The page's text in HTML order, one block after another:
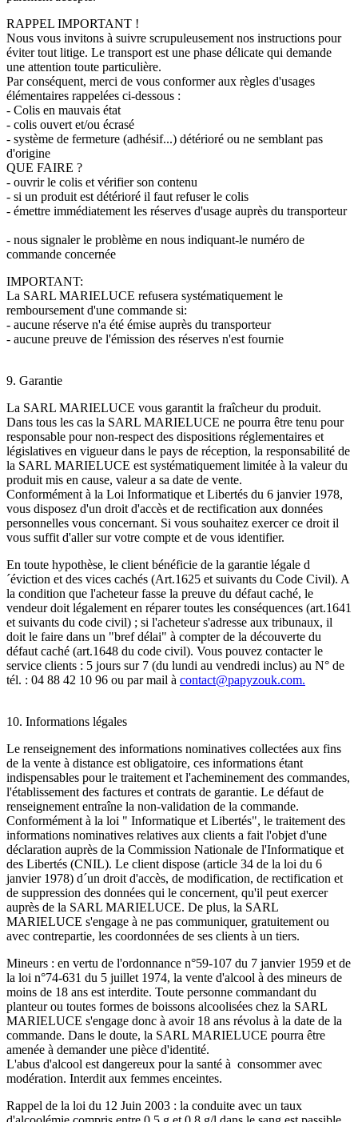
RAPPEL IMPORTANT !
Nous vous invitons à suivre scrupuleusement nos instructions pour
éviter tout litige. Le transport est une phase délicate qui demande
une attention toute particulière.
Par conséquent, merci de vous conformer aux règles d'usages
élémentaires rappelées ci-dessous :
- Colis en mauvais état
- colis ouvert et/ou écrasé
- système de fermeture (adhésif...) détérioré ou ne semblant pas
d'origine
QUE FAIRE ?
- ouvrir le colis et vérifier son contenu
- si un produit est détérioré il faut refuser le colis
- émettre immédiatement les réserves d'usage auprès du transporteur
- nous signaler le problème en nous indiquant-le numéro de
commande concernée
IMPORTANT:
La SARL MARIELUCE refusera systématiquement le
remboursement d'une commande si:
- aucune réserve n'a été émise auprès du transporteur
- aucune preuve de l'émission des réserves n'est fournie
9. Garantie
La SARL MARIELUCE vous garantit la fraîcheur du produit.
Dans tous les cas la SARL MARIELUCE ne pourra être tenu pour
responsable pour non-respect des dispositions réglementaires et
législatives en vigueur dans le pays de réception, la responsabilité de
la SARL MARIELUCE est systématiquement limitée à la valeur du
produit mis en cause, valeur a sa date de vente.
Conformément à la Loi Informatique et Libertés du 6 janvier 1978,
vous disposez d'un droit d'accès et de rectification aux données
personnelles vous concernant. Si vous souhaitez exercer ce droit il
vous suffit d'aller sur votre compte et de vous identifier.
En toute hypothèse, le client bénéficie de la garantie légale d
´éviction et des vices cachés (Art.1625 et suivants du Code Civil). A
la condition que l'acheteur fasse la preuve du défaut caché, le
vendeur doit légalement en réparer toutes les conséquences (art.1641
et suivants du code civil) ; si l'acheteur s'adresse aux tribunaux, il
doit le faire dans un "bref délai" à compter de la découverte du
défaut caché (art.1648 du code civil). Vous pouvez contacter le
service clients : 5 jours sur 7 (du lundi au vendredi inclus) au N° de
tél. : 04 88 42 10 96 ou par mail à contact@papyzouk.com.
10. Informations légales
Le renseignement des informations nominatives collectées aux fins
de la vente à distance est obligatoire, ces informations étant
indispensables pour le traitement et l'acheminement des commandes,
l'établissement des factures et contrats de garantie. Le défaut de
renseignement entraîne la non-validation de la commande.
Conformément à la loi " Informatique et Libertés", le traitement des
informations nominatives relatives aux clients a fait l'objet d'une
déclaration auprès de la Commission Nationale de l'Informatique et
des Libertés (CNIL). Le client dispose (article 34 de la loi du 6
janvier 1978) d´un droit d'accès, de modification, de rectification et
de suppression des données qui le concernent, qu'il peut exercer
auprès de la SARL MARIELUCE. De plus, la SARL
MARIELUCE s'engage à ne pas communiquer, gratuitement ou
avec contrepartie, les coordonnées de ses clients à un tiers.
Mineurs : en vertu de l'ordonnance n°59-107 du 7 janvier 1959 et de
la loi n°74-631 du 5 juillet 1974, la vente d'alcool à des mineurs de
moins de 18 ans est interdite. Toute personne commandant du
planteur ou toutes formes de boissons alcoolisées chez la SARL
MARIELUCE s'engage donc à avoir 18 ans révolus à la date de la
commande. Dans le doute, la SARL MARIELUCE pourra être
amenée à demander une pièce d'identité.
L'abus d'alcool est dangereux pour la santé à consommer avec
modération. Interdit aux femmes enceintes.
Rappel de la loi du 12 Juin 2003 : la conduite avec un taux